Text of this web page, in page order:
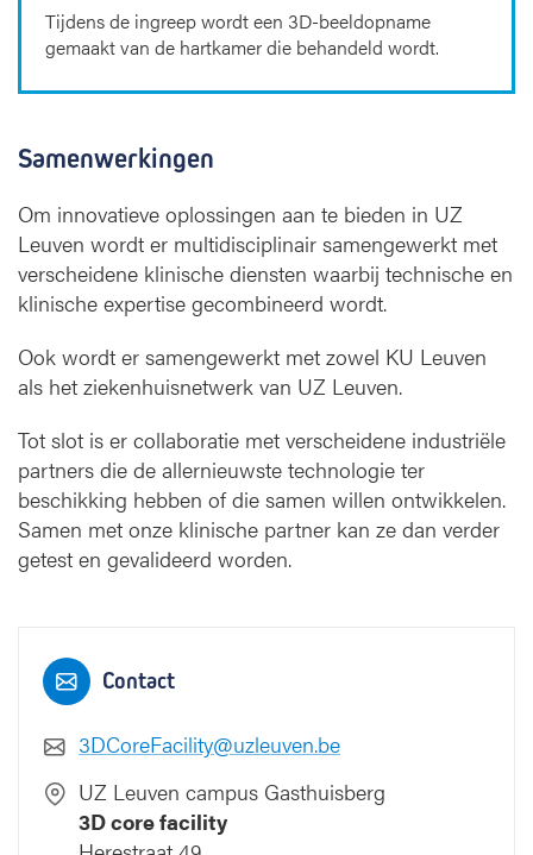
Tijdens de ingreep wordt een 3D-beeldopname
gemaakt van de hartkamer die behandeld wordt.
Samenwerkingen
Om innovatieve oplossingen aan te bieden in UZ
Leuven wordt er multidisciplinair samengewerkt met
verscheidene klinische diensten waarbij technische en
klinische expertise gecombineerd wordt.
Ook wordt er samengewerkt met zowel KU Leuven
als het ziekenhuisnetwerk van UZ Leuven.
Tot slot is er collaboratie met verscheidene industriële
partners die de allernieuwste technologie ter
beschikking hebben of die samen willen ontwikkelen.
Samen met onze klinische partner kan ze dan verder
getest en gevalideerd worden.
Contact
3DCoreFacility@uzleuven.be
UZ Leuven campus Gasthuisberg
3D core facility